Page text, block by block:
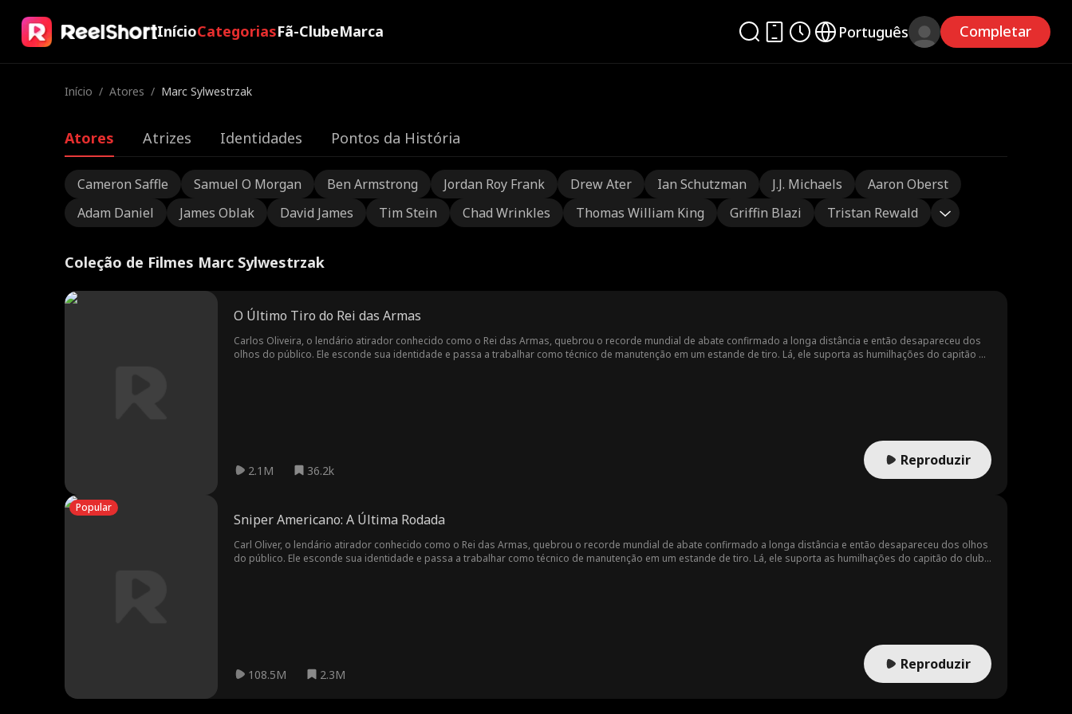
InícioCategoriasFã-ClubeMarca Português Completar
Início / Atores / Marc Sylwestrzak
Atores Atrizes Identidades Pontos da História
Cameron Saffle Samuel O Morgan Ben Armstrong Jordan Roy Frank Drew Ater Ian Schutzman J.J. Michaels
Aaron Oberst
Adam Daniel
James Oblak David James Tim Stein Chad Wrinkles Thomas William King Griffin Blazi Tristan Rewald
Coleção de Filmes Marc Sylwestrzak
O Último Tiro do Rei das Armas
Carlos Oliveira, o lendário atirador conhecido como o Rei das Armas, quebrou o recorde mundial de abate confirmado a longa distância e então desapareceu dos
olhos do público. Ele esconde sua identidade e passa a trabalhar como técnico de manutenção em um estande de tiro. Lá, ele suporta as humilhações do capitão do
2.1M 36.2k
Reproduzir
Popular
Sniper Americano: A Última Rodada
Carl Oliver, o lendário atirador conhecido como o Rei das Armas, quebrou o recorde mundial de abate confirmado a longa distância e então desapareceu dos olhos
do público. Ele esconde sua identidade e passa a trabalhar como técnico de manutenção em um estande de tiro. Lá, ele suporta as humilhações do capitão do clube
108.5M 2.3M
Reproduzir